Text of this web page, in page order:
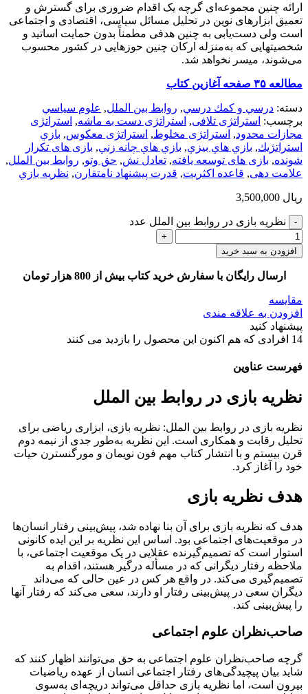
ارائه چنین مجموعه‌ای گرچه یک اقدام ضروری برای گسترش و
تعمیق ابزارهای نوین در تحلیل مسائل سیاسی، اقتصادی و اجتماعی
است ولی دست‌یابی به چنین هدفی مطمناً بدون حمایت اساتید و
شخصیت­هایی که به‌منزله ارکان چنین حوزهایی در کشور محسوب
می‌شوند، میسر نخواهد شد.
مطالعه ۳۵ صفحه آغازین کتاب
دسته: درسي و كمك درسي, روابط بین الملل, علوم سياسي
برچسب: استراتژی تلافی, استراتژی دست به ماشه, استراتژی
مجازات محدود, استراتژی مخلوط, استراتژی معکوس, بازي
استراتژيك, بازي هاي بيزي, بازي هاي چانه زني, بازی های تکرار
شونده, بازی های توسعه یافته, تعادل نش, حق وتو, روابط بين الملل,
علامت دهی, قاعده اکثریت, قدرت پیشنهاد نامتقارن, نظريه بازي
ریال
نظریه بازی در روابط بین الملل عدد
افزودن به سبد خرید
ارسال رایگان با سفارش خرید کتاب بیش از 800 هزار تومان
مقایسه
افزودن به علاقه مندی
پیشنهاد کنید
14 افرادی که هم اکنون این محصول را بازدید می کنند
فهرست عناوین
نظریه بازی در روابط بین الملل
نظریه بازی در روابط بین الملل: نظریه بازی، ابزاری ریاضی برای
تحلیل رقابت و همکاری است. این نظریه به‌طور جدی از نیمه دوم
قرن بیستم و با انتشار کتاب مهم فون نویمان و مورگنسترن حیات
خود را آغاز کرد.
هدف نظریه بازی
هدف که نظریه بازی برای آن بنا نهاده شد، پیش‌بینی رفتار انسان‌ها
در موقعیت‌های اجتماعی بود. اساس این نظریه بر این ایده کانونی
استوار است که تصمیم‌گیرنده عقلایی در یک موقعیت اجتماعی، با
ملاحظه رفتار دیگرانی که در مسأله درگیر هستند، اقدام به
تصمیم‌گیری می‌کند. در واقع هر کس در عین حالی که می‌داند
دیگران سعی در پیش‌بینی رفتار او دارند، سعی می‌کند که رفتار آن­ها
را پیش‌بینی کند.
صاحب‌نظران علوم اجتماعی
‌گرچه صاحب‌نظران علوم اجتماعی به حق می‌توانند اظهار کنند که
شاید بیان پیچیدگی‌های رفتار اجتماعی انسان از عهده ریاضیات
بیرون است، اما نظریه بازی حداقل می‌تواند دریچه‌ای به‌سوی